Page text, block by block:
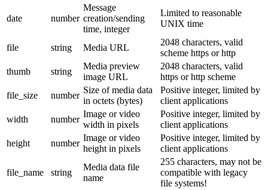
date number
Message
creation/sending
time, integer
Limited to reasonable
UNIX time
file string Media URL
2048 characters, valid
scheme https or http
thumb
string
Media preview
image URL
2048 characters, valid
https or http scheme
file_size
number
Size of media data
in octets (bytes)
Positive integer, limited by
client applications
width
number
Image or video
width in pixels
Positive integer, limited by
client applications
height
number
Image or video
height in pixels
Positive integer, limited by
client applications
file_name string
Media data file
name
255 characters, may not be
compatible with legacy
file systems!